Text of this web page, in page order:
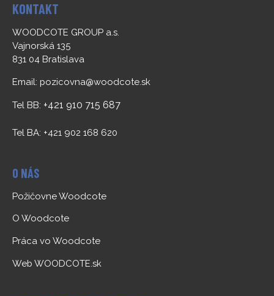
KONTAKT
WOODCOTE GROUP a.s.
Vajnorská 135
831 04 Bratislava
Email: pozicovna@woodcote.sk
Tel BB: +421 910 715 687
Tel BA: +421 902 168 620
O NÁS
Požičovne Woodcote
O Woodcote
Práca vo Woodcote
Web WOODCOTE.sk